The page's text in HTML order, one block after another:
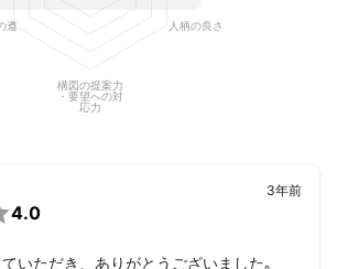
人柄の良さ
構図の提案力
・要望への対
応力
遵
4.0
3年前
いただき、ありがとうございました｡